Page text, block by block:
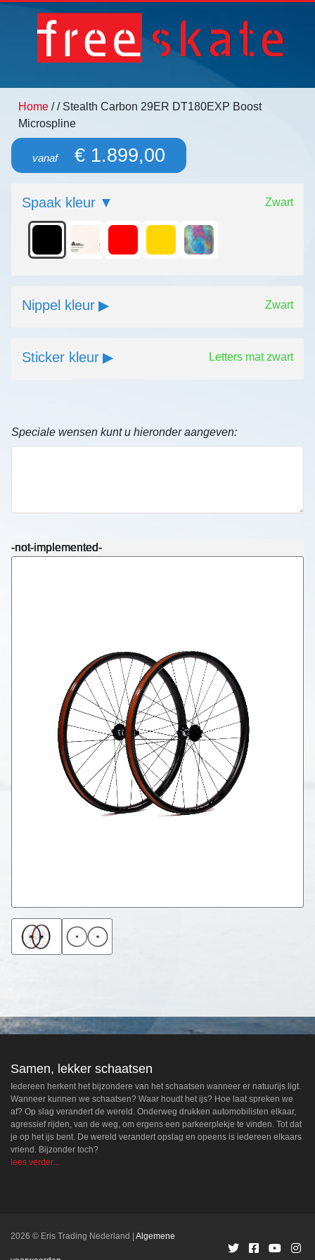
Home // Stealth Carbon 29ER DT180EXP Boost
Microspline
vanaf€ 1.899,00
Spaak kleur Zwart
Nippel kleur Zwart
Sticker kleur Letters mat zwart
Speciale wensen kunt u hieronder aangeven:
-not-implemented-
-not-implemented-
-not-implemented-
-not-implemented-
Samen, lekker schaatsen
Iedereen herkent het bijzondere van het schaatsen wanneer er natuurijs ligt.
Wanneer kunnen we schaatsen? Waar houdt het ijs? Hoe laat spreken we
af? Op slag verandert de wereld. Onderweg drukken automobilisten elkaar,
agressief rijden, van de weg, om ergens een parkeerplekje te vinden. Tot dat
je op het ijs bent. De wereld verandert opslag en opeens is iedereen elkaars
vriend. Bijzonder toch?
lees verder...
2026 © Eris Trading Nederland Algemene